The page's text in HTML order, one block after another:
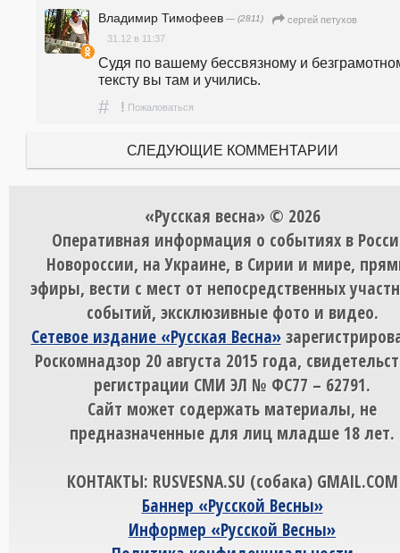
Владимир Тимофеев — (2811)
сергей петухов
31.12 в 11:37
Судя по вашему бессвязному и
тексту вы там и учились.
# ! Пожаловаться
СЛЕДУЮЩИЕ КОММЕНТАРИИ
«Русская весна» © 2026
Оперативная информация о событиях в
Новороссии, на Украине, в Сирии и мире,
эфиры, вести с мест от непосредственных
событий, эксклюзивные фото и видео.
Сетевое издание «Русская Весна»
Роскомнадзор 20 августа 2015 года,
регистрации СМИ ЭЛ № ФС77 – 62791.
Сайт может содержать материалы, не
предназначенные для лиц младше 18 лет.
КОНТАКТЫ: RUSVESNA.SU (собака) GMAIL.COM
Баннер «Русской Весны»
Информер «Русской Весны»